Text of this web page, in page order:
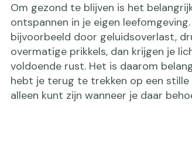
Om gezond te blijven is het
ontspannen in je eigen
bijvoorbeeld door geluidsoverlast,
overmatige prikkels, dan krijgen je
voldoende rust. Het is daarom
hebt je terug te trekken op een stille
alleen kunt zijn wanneer je daar